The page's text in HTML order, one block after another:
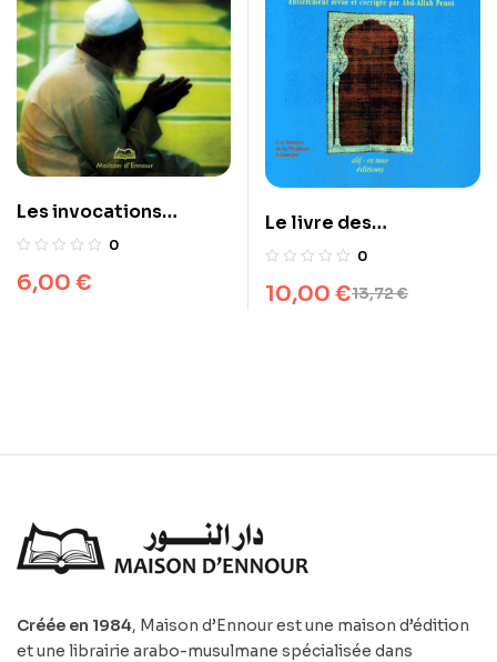
Les invocations
exaucées 0
6,00 €
Le livre des
invocations
0
13,72€
10,00 €
Créée en 1984, Maison d’Ennour est une maison d’édition
et une librairie arabo-musulmane spécialisée dans